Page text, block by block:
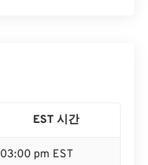
EST 시간
03:00 pm EST